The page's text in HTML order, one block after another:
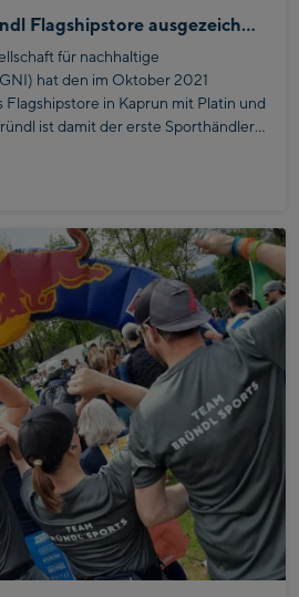
Green Building: Bründl Flagshipstore ausgezeichnet
für nachhaltige
hat den im Oktober 2021
in Kaprun mit Platin und
ist damit der erste Sporthändler
darf. Am 14. Juni wurde die